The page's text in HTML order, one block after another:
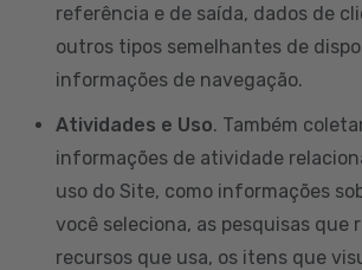
referência e de saída, dados de
outros tipos semelhantes de
informações de navegação.
Atividades e Uso. Também
informações de atividade
uso do Site, como informações
você seleciona, as pesquisas que
recursos que usa, os itens que